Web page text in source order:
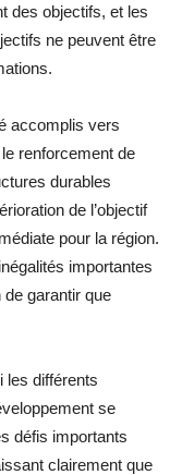
des objectifs, et les
ne peuvent être
accomplis vers
renforcement de
durables
de l’objectif
pour la région.
importantes
garantir que
les différents
se
défis importants
clairement que